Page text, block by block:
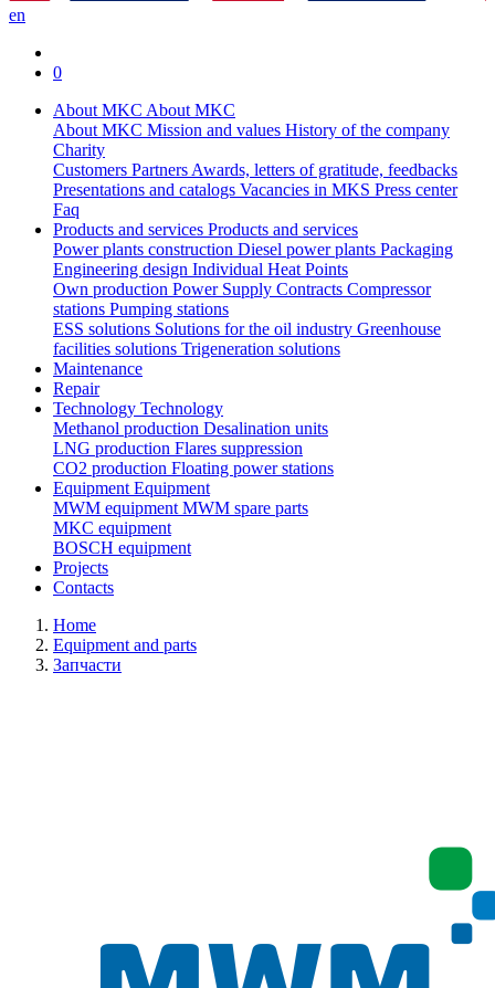
en
0
About MKC About MKC
About MKC Mission and values History of the company
Charity
Customers PartnersAwards, letters of gratitude, feedbacks
Presentations and catalogs Vacancies in MKS Press center
Faq
Products and services Products and services
Power plants construction Diesel power plants Packaging
Engineering design Individual Heat Points
Own production Power Supply Contracts Compressor
stations Pumping stations
ESS solutions Solutions for the oil industry Greenhouse
facilities solutions Trigeneration solutions
Maintenance
Repair
Technology Technology
Methanol production Desalination units
LNG production Flares suppression
СО2 production Floating power stations
EquipmentEquipment
MWM equipmentMWM spare parts
MKC equipment
BOSCH equipment
Projects
Contacts
Home
Equipment and parts
Запчасти